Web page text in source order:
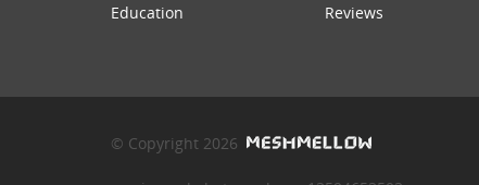
Education
Reviews
© Copyright 2026